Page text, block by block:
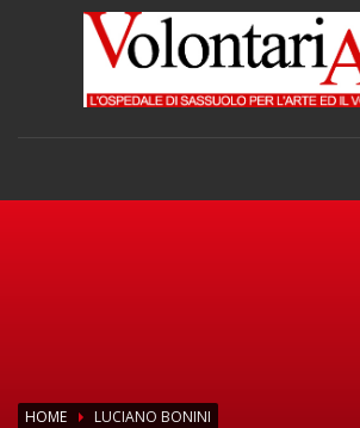
HOME LUCIANO BONINI